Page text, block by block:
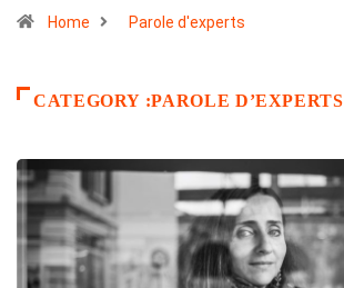
Home Parole d'experts
CATEGORY :PAROLE D’EXPERTS